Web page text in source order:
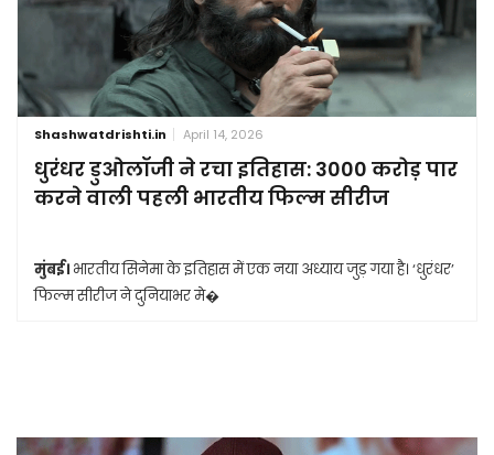
Shashwatdrishti.in April 14, 2026
धुरंधर डुओलॉजी ने रचा इतिहास: 3000 करोड़ पार
करने वाली पहली भारतीय फिल्म सीरीज
मुंबई। भारतीय सिनेमा के इतिहास में एक नया अध्याय जुड़ गया है। ‘धुरंधर’
फिल्म सीरीज ने दुनियाभर मे�